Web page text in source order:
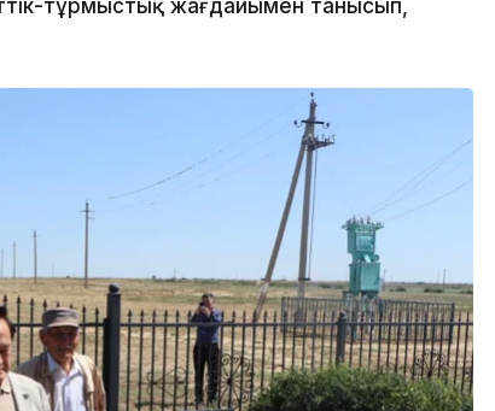
тұрмыстық жағдайымен танысып,